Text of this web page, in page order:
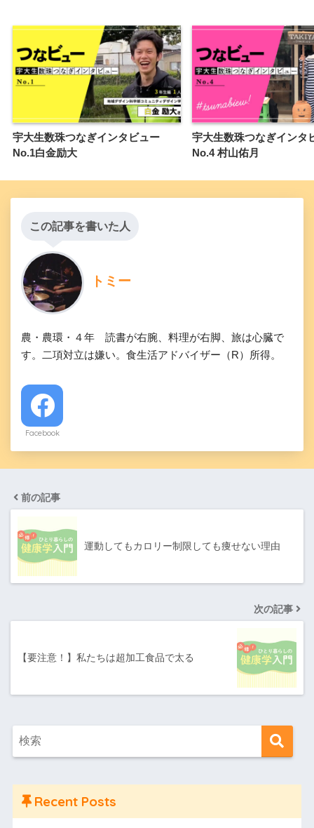
宇大生数珠つなぎインタビュー
No.1白金励大
宇大生数珠つなぎイン
No.4 村山佑月
この記事を書いた人
トミー
農・農環・４年 読書が右腕、料理が右脚、旅は心臓で
す。二項対立は嫌い。食生活アドバイザー（R）所得。
Facebook
前の記事
運動してもカロリー制限しても痩せない理由
次の記事
【要注意！】私たちは超加工食品で太る
Recent Posts